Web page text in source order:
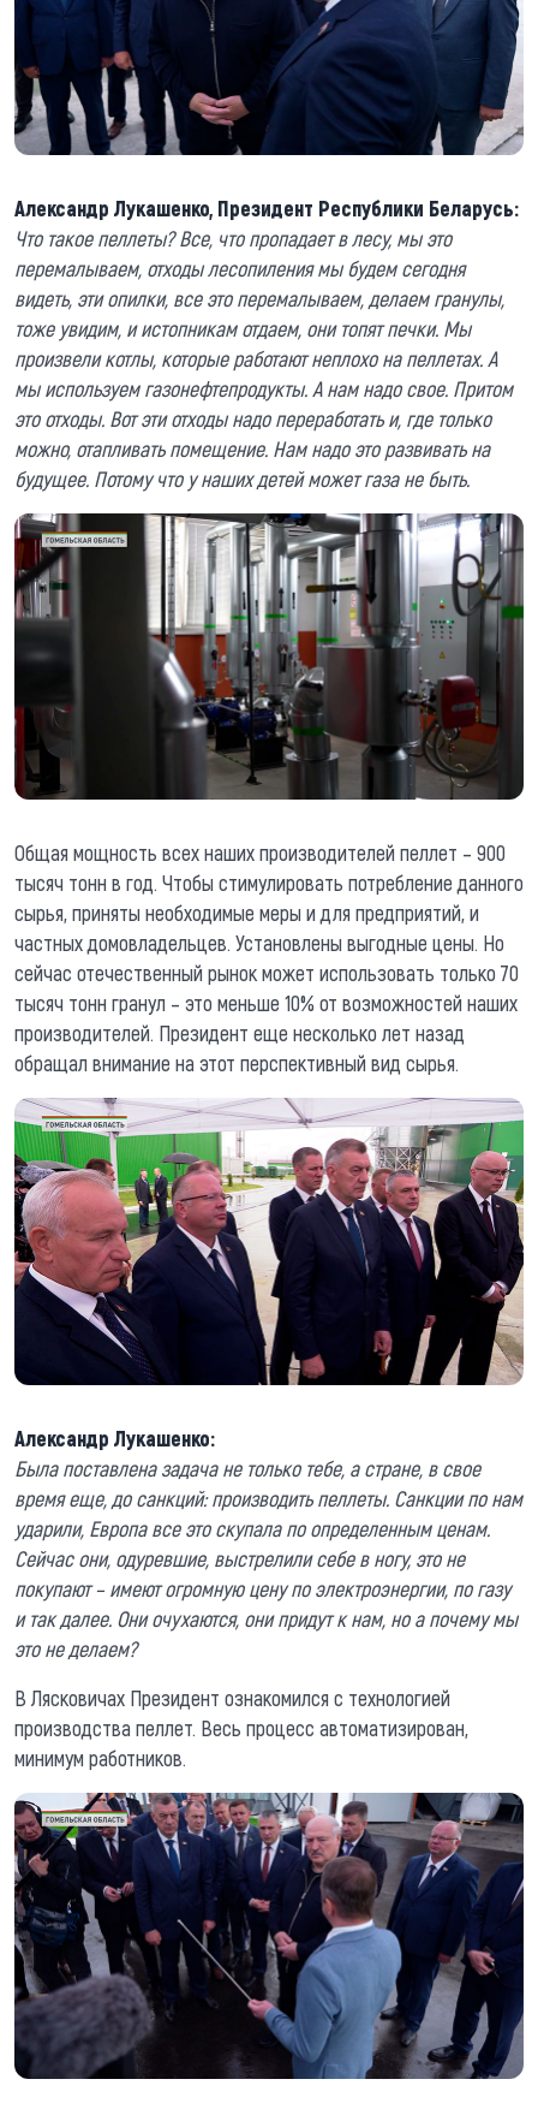
Александр Лукашенко, Президент Республики Беларусь:
Что такое пеллеты? Все, что пропадает в лесу, мы это
перемалываем, отходы лесопиления мы будем сегодня
видеть, эти опилки, все это перемалываем, делаем гранулы,
тоже увидим, и истопникам отдаем, они топят печки. Мы
произвели котлы, которые работают неплохо на пеллетах. А
мы используем газонефтепродукты. А нам надо свое. Притом
это отходы. Вот эти отходы надо переработать и, где только
можно, отапливать помещение. Нам надо это развивать на
будущее. Потому что у наших детей может газа не быть.
Общая мощность всех наших производителей пеллет – 900
тысяч тонн в год. Чтобы стимулировать потребление данного
сырья, приняты необходимые меры и для предприятий, и
частных домовладельцев. Установлены выгодные цены. Но
сейчас отечественный рынок может использовать только 70
тысяч тонн гранул – это меньше 10% от возможностей наших
производителей. Президент еще несколько лет назад
обращал внимание на этот перспективный вид сырья.
Александр Лукашенко:
Была поставлена задача не только тебе, а стране, в свое
время еще, до санкций: производить пеллеты. Санкции по нам
ударили, Европа все это скупала по определенным ценам.
Сейчас они, одуревшие, выстрелили себе в ногу, это не
покупают – имеют огромную цену по электроэнергии, по газу
и так далее. Они очухаются, они придут к нам, но а почему мы
это не делаем?
В Лясковичах Президент ознакомился с технологией
производства пеллет. Весь процесс автоматизирован,
минимум работников.